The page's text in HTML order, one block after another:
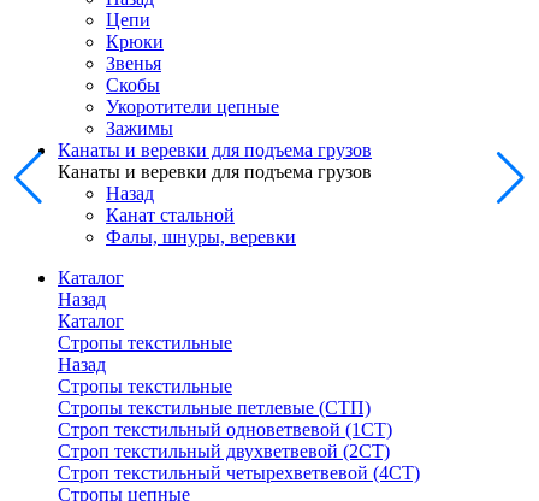
Цепи
Крюки
Звенья
Скобы
Укоротители цепные
Зажимы
Канаты и веревки для подъема грузов
Канаты и веревки для подъема грузов
Назад
Канат стальной
Фалы, шнуры, веревки
Каталог
Назад
Каталог
Стропы текстильные
Назад
Стропы текстильные
Стропы текстильные петлевые (СТП)
Строп текстильный одноветвевой (1СТ)
Строп текстильный двухветвевой (2СТ)
Строп текстильный четырехветвевой (4СТ)
Стропы цепные